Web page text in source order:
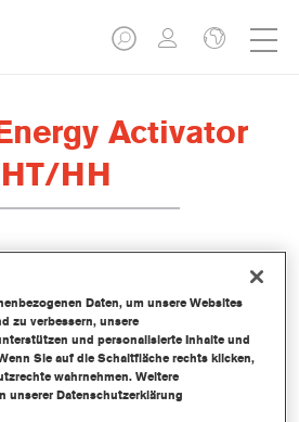
Activator
HT/HH
Ultra Performance Energy Clear,
mit hoher Luftfeuchtigkeit,
Daten, um unsere Websites
zu verbessern, unsere
und personalisierte Inhalte und
Sie auf die Schaltfläche rechts klicken,
wahrnehmen. Weitere
unserer Datenschutzerklärung